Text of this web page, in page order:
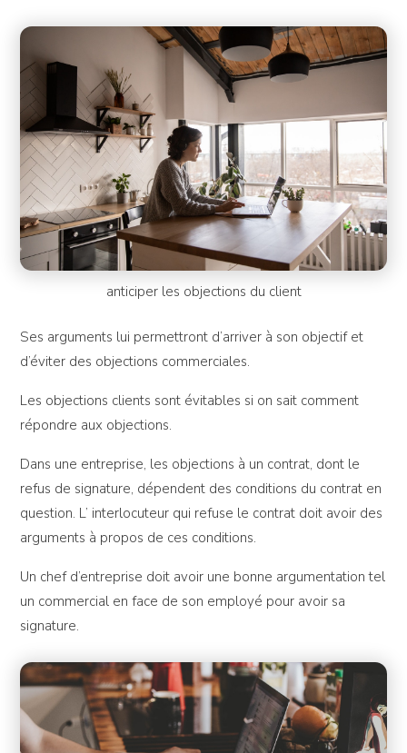
anticiper les objections du client
Ses arguments lui permettront d’arriver à son objectif et
d’éviter des objections commerciales.
Les objections clients sont évitables si on sait comment
répondre aux objections.
Dans une entreprise, les objections à un contrat, dont le
refus de signature, dépendent des conditions du contrat en
question. L’ interlocuteur qui refuse le contrat doit avoir des
arguments à propos de ces conditions.
Un chef d’entreprise doit avoir une bonne argumentation tel
un commercial en face de son employé pour avoir sa
signature.